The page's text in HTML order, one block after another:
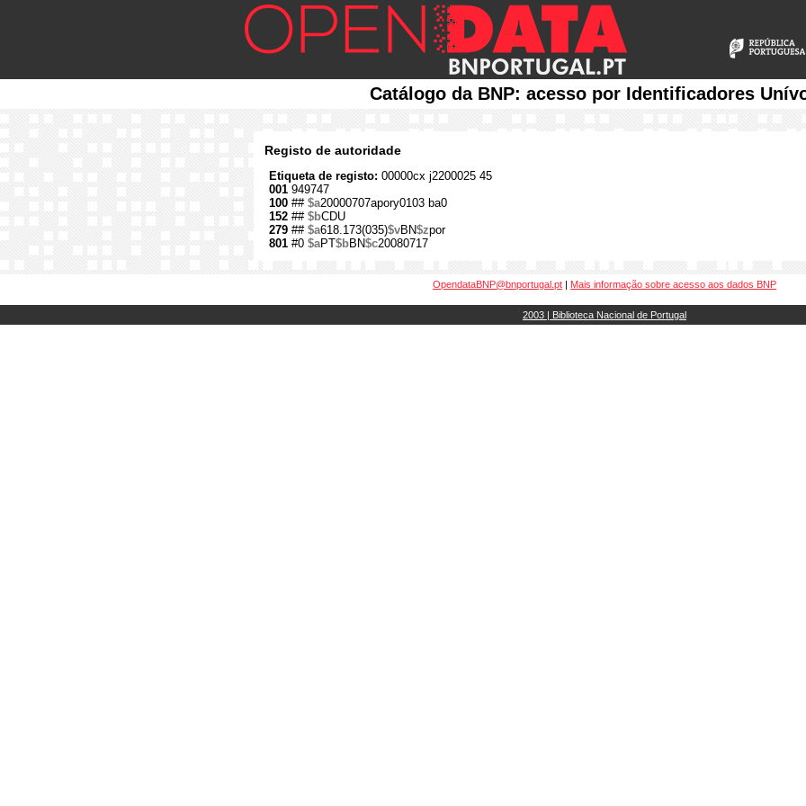
Catálogo da BNP: acesso por Identificadores
Registo de autoridade
Etiqueta de registo: 00000cx j2200025 45
001 949747
100 ## $a20000707apory0103 ba0
152 ## $bCDU
279 ## $a618.173(035)$vBN$zpor
801 #0 $aPT$bBN$c20080717
OpendataBNP@bnportugal.pt | Mais informação sobre acesso aos dados BNP
2003 | Biblioteca Nacional de Portugal